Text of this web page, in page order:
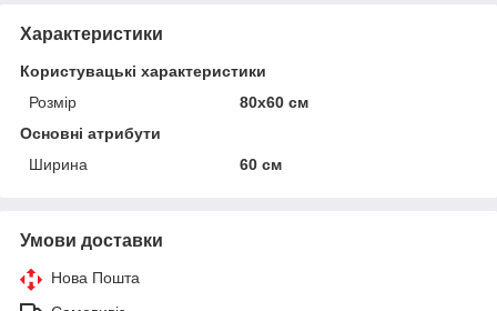
Характеристики
Користувацькі характеристики
Розмір
80х60 см
Основні атрибути
Ширина
60 см
Умови доставки
Нова Пошта